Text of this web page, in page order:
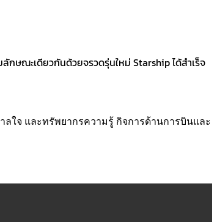
กษณะเดียวกันด้วยจรวดรุ่นใหม่ Starship ได้สำเร็จ
าลใจ และทรัพยากรความรู้ กิจการด้านการบินและ